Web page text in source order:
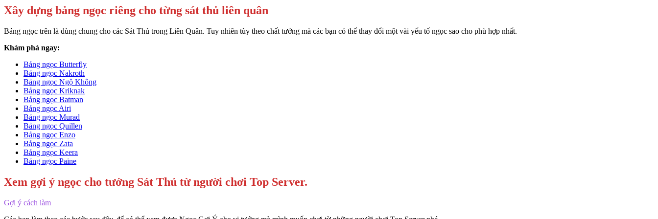
Xây dựng bảng ngọc riêng cho từng sát thủ liên quân
Bảng ngọc trên là dùng chung cho các Sát Thủ trong Liên Quân. Tuy nhiên tùy theo chất tướng mà các bạn có thể thay đổi một vài yếu tố ngọc sao cho phù hợp nhất.
Khám phá ngay:
Bảng ngọc Butterfly
Bảng ngọc Nakroth
Bảng ngọc Ngộ Không
Bảng ngọc Kriknak
Bảng ngọc Batman
Bảng ngọc Airi
Bảng ngọc Murad
Bảng ngọc Quillen
Bảng ngọc Enzo
Bảng ngọc Zata
Bảng ngọc Keera
Bảng ngọc Paine
Xem gợi ý ngọc cho tướng Sát Thủ từ người chơi Top Server.
Gợi ý cách làm